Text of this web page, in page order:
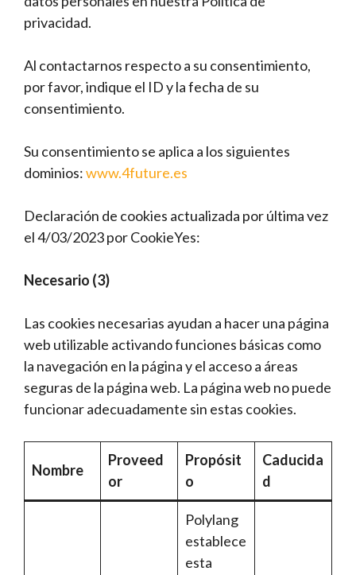
privacidad.
Al contactarnos respecto a su consentimiento,
por favor, indique el ID y la fecha de su
consentimiento.
Su consentimiento se aplica a los siguientes
dominios:www.4future.es
Declaración de cookies actualizada por última vez
el 4/03/2023 por CookieYes:
Necesario (3)
Las cookies necesarias ayudan a hacer una página
web utilizable activando funciones básicas como
la navegación en la página y el acceso a áreas
seguras de la página web. La página web no puede
funcionar adecuadamente sin estas cookies.
Nombre
Proveed
or
Propósit
o
Caducida
d
Polylang
establece
esta